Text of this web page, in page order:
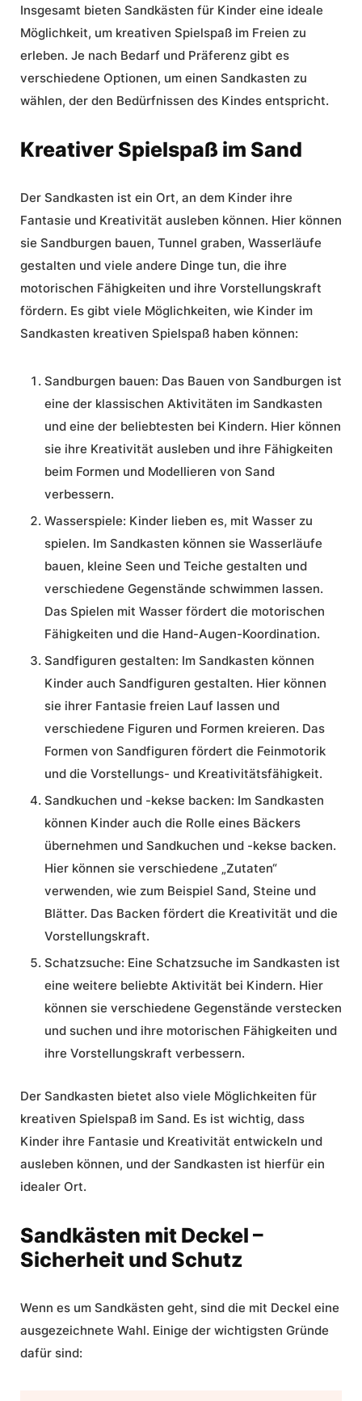
Insgesamt bieten Sandkästen für Kinder eine ideale
Möglichkeit, um kreativen Spielspaß im Freien zu
erleben. Je nach Bedarf und Präferenz gibt es
verschiedene Optionen, um einen Sandkasten zu
wählen, der den Bedürfnissen des Kindes entspricht.
Kreativer Spielspaß im Sand
Der Sandkasten ist ein Ort, an dem Kinder ihre
Fantasie und Kreativität ausleben können. Hier können
sie Sandburgen bauen, Tunnel graben, Wasserläufe
gestalten und viele andere Dinge tun, die ihre
motorischen Fähigkeiten und ihre Vorstellungskraft
fördern. Es gibt viele Möglichkeiten, wie Kinder im
Sandkasten kreativen Spielspaß haben können:
Sandburgen bauen: Das Bauen von Sandburgen ist
eine der klassischen Aktivitäten im Sandkasten
und eine der beliebtesten bei Kindern. Hier können
sie ihre Kreativität ausleben und ihre Fähigkeiten
beim Formen und Modellieren von Sand
verbessern.
Wasserspiele: Kinder lieben es, mit Wasser zu
spielen. Im Sandkasten können sie Wasserläufe
bauen, kleine Seen und Teiche gestalten und
verschiedene Gegenstände schwimmen lassen.
Das Spielen mit Wasser fördert die motorischen
Fähigkeiten und die Hand-Augen-Koordination.
Sandfiguren gestalten: Im Sandkasten können
Kinder auch Sandfiguren gestalten. Hier können
sie ihrer Fantasie freien Lauf lassen und
verschiedene Figuren und Formen kreieren. Das
Formen von Sandfiguren fördert die Feinmotorik
und die Vorstellungs- und Kreativitätsfähigkeit.
Sandkuchen und -kekse backen: Im Sandkasten
können Kinder auch die Rolle eines Bäckers
übernehmen und Sandkuchen und -kekse backen.
Hier können sie verschiedene „Zutaten“
verwenden, wie zum Beispiel Sand, Steine und
Blätter. Das Backen fördert die Kreativität und die
Vorstellungskraft.
Schatzsuche: Eine Schatzsuche im Sandkasten ist
eine weitere beliebte Aktivität bei Kindern. Hier
können sie verschiedene Gegenstände verstecken
und suchen und ihre motorischen Fähigkeiten und
ihre Vorstellungskraft verbessern.
Der Sandkasten bietet also viele Möglichkeiten für
kreativen Spielspaß im Sand. Es ist wichtig, dass
Kinder ihre Fantasie und Kreativität entwickeln und
ausleben können, und der Sandkasten ist hierfür ein
idealer Ort.
Sandkästen mit Deckel –
Sicherheit und Schutz
Wenn es um Sandkästen geht, sind die mit Deckel eine
ausgezeichnete Wahl. Einige der wichtigsten Gründe
dafür sind: